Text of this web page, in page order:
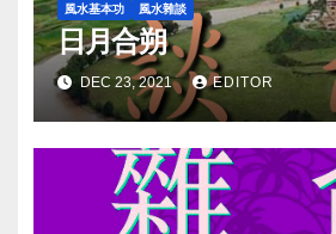
風水基本功 風水雜談
日月合朔
DEC 23, 2021 EDITOR